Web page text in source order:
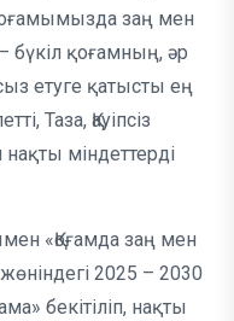
заң мен
– бүкіл қоғамның, әр
етуге қатысты ең
Таза, Қауіпсіз
міндеттерді
«Қоғамда заң мен
2025 – 2030
бекітіліп, нақты